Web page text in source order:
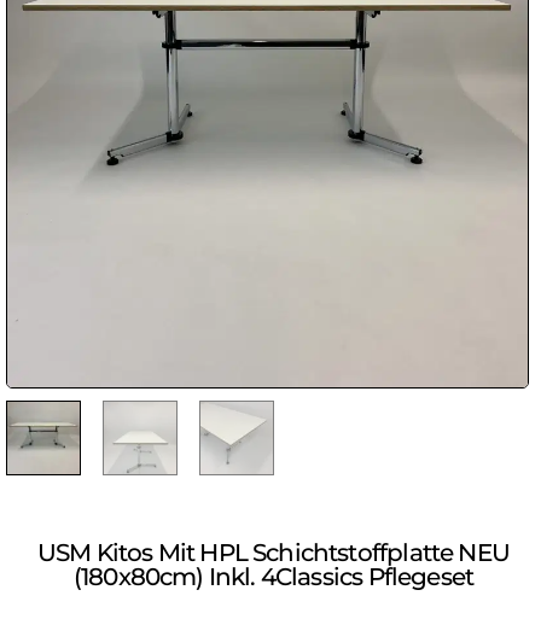
USM Kitos Mit HPL Schichtstoffplatte NEU
(180x80cm) Inkl. 4Classics Pflegeset